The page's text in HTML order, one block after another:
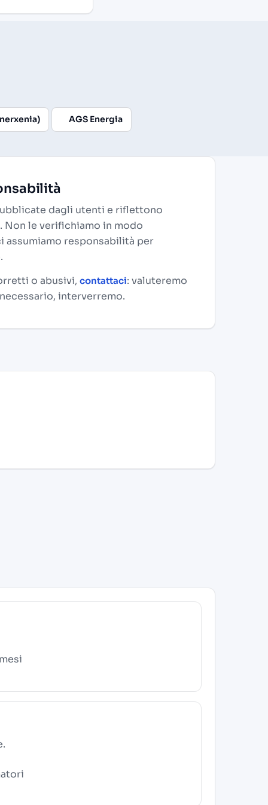
AGS Energia
dagli utenti e riflettono
Non le verifichiamo in modo
assumiamo responsabilità per
o abusivi, contattaci: valuteremo
interverremo.